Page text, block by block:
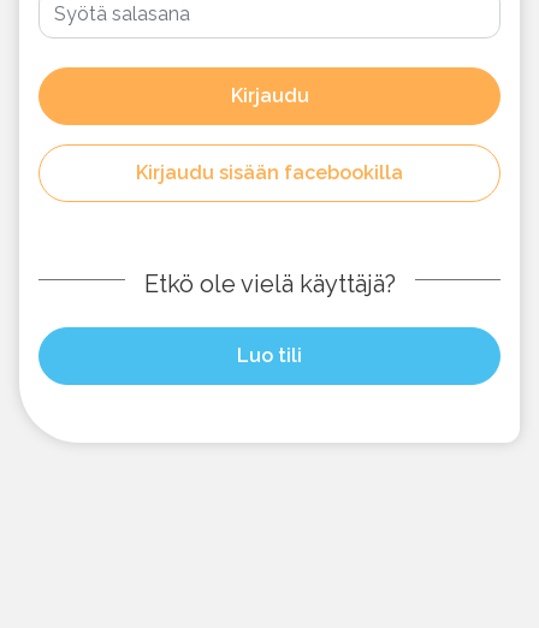
Kirjaudu
Kirjaudu sisään facebookilla
Etkö ole vielä käyttäjä?
Luo tili